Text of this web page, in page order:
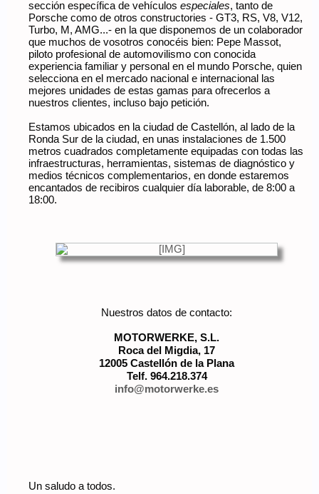
sección específica de vehículos especiales, tanto de
Porsche como de otros constructories - GT3, RS, V8, V12,
Turbo, M, AMG...- en la que disponemos de un colaborador
que muchos de vosotros conocéis bien: Pepe Massot,
piloto profesional de automovilismo con conocida
experiencia familiar y personal en el mundo Porsche, quien
selecciona en el mercado nacional e internacional las
mejores unidades de estas gamas para ofrecerlos a
nuestros clientes, incluso bajo petición.
Estamos ubicados en la ciudad de Castellón, al lado de la
Ronda Sur de la ciudad, en unas instalaciones de 1.500
metros cuadrados completamente equipadas con todas las
infraestructuras, herramientas, sistemas de diagnóstico y
medios técnicos complementarios, en donde estaremos
encantados de recibiros cualquier día laborable, de 8:00 a
18:00.
Nuestros datos de contacto:
MOTORWERKE, S.L.
Roca del Migdia, 17
12005 Castellón de la Plana
Telf. 964.218.374
info@motorwerke.es
Un saludo a todos.